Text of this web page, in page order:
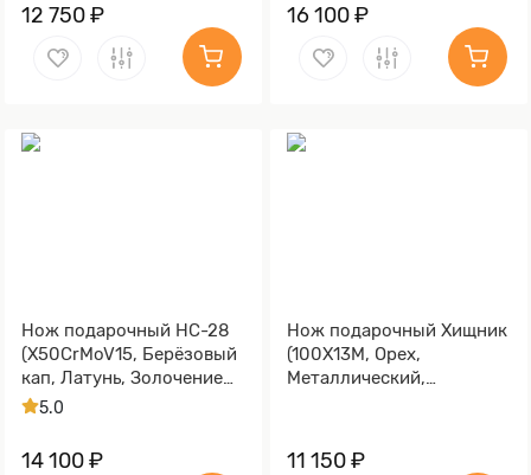
12 750 ₽ 16 100 ₽
Нож подарочный НС-28
(X50CrMoV15, Берёзовый
кап, Латунь, Золочение
клинка гарды и тыльника)
5.0
14 100 ₽
Нож подарочный Хищник
(100Х13М, Орех,
Металлический,
11 150 ₽